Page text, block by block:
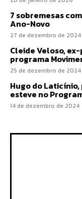
7 sobremesas
Ano-Novo
27 de dezembro de 2024
Cleide Veloso,
programa
25 de dezembro de 2024
Hugo do
esteve no
14 de dezembro de 2024